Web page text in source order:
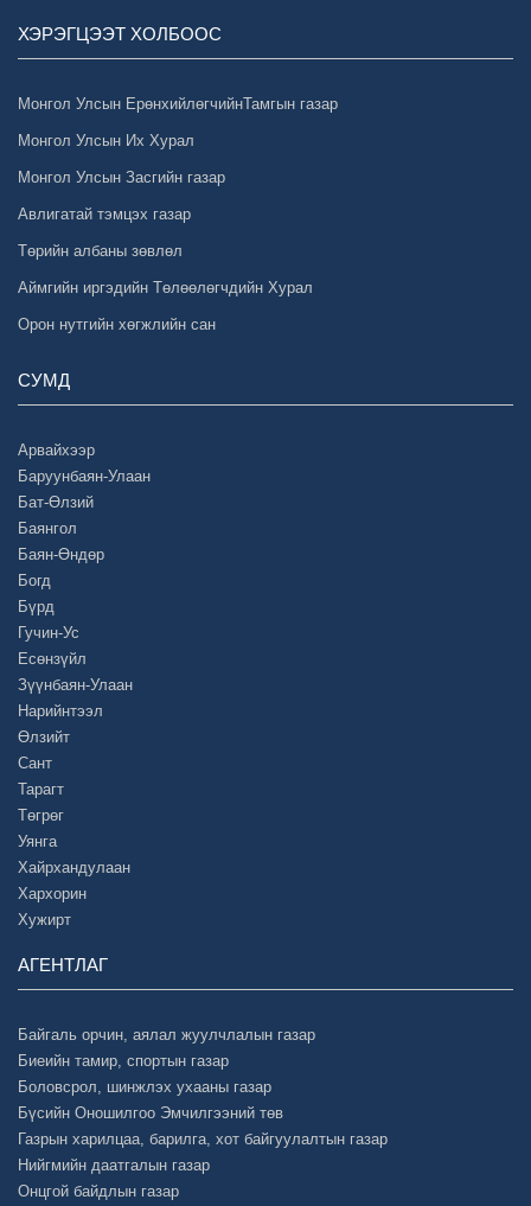
ХЭРЭГЦЭЭТ ХОЛБООС
Монгол Улсын ЕрөнхийлөгчийнТамгын газар
Монгол Улсын Их Хурал
Монгол Улсын Засгийн газар
Авлигатай тэмцэх газар
Төрийн албаны зөвлөл
Аймгийн иргэдийн Төлөөлөгчдийн Хурал
Орон нутгийн хөгжлийн сан
СУМД
Арвайхээр
Баруунбаян-Улаан
Бат-Өлзий
Баянгол
Баян-Өндөр
Богд
Бүрд
Гучин-Ус
Есөнзүйл
Зүүнбаян-Улаан
Нарийнтээл
Өлзийт
Сант
Тарагт
Төгрөг
Уянга
Хайрхандулаан
Хархорин
Хужирт
АГЕНТЛАГ
Байгаль орчин, аялал жуулчлалын газар
Биеийн тамир, спортын газар
Боловсрол, шинжлэх ухааны газар
Бүсийн Оношилгоо Эмчилгээний төв
Газрын харилцаа, барилга, хот байгуулалтын газар
Нийгмийн даатгалын газар
Онцгой байдлын газар